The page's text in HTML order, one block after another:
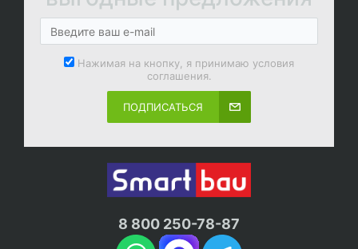
Нажимая на кнопку, я принимаю условия
соглашения.
ПОДПИСАТЬСЯ
8 800 250-78-87